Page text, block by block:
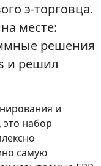
э-торговца.
месте:
решения
и решил
и
набор
самую